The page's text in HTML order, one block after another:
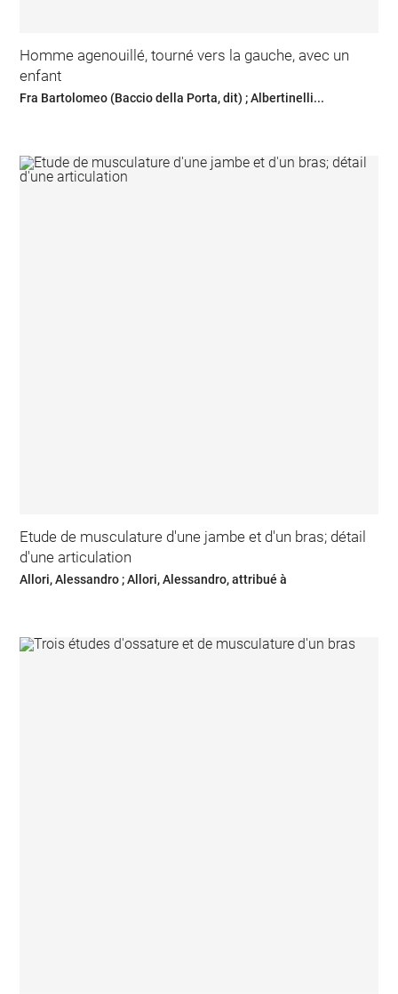
Homme agenouillé, tourné vers la gauche, avec un
enfant
Fra Bartolomeo (Baccio della Porta, dit) ; Albertinelli...
Etude de musculature d'une jambe et d'un bras; détail
d'une articulation
Allori, Alessandro ; Allori, Alessandro, attribué à